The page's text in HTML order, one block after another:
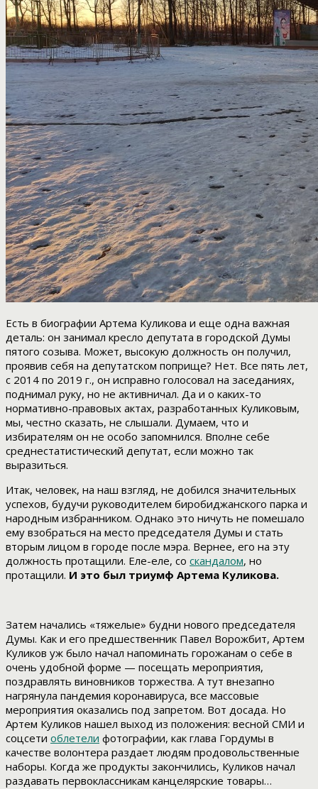
Есть в биографии Артема Куликова и еще одна важная
деталь: он занимал кресло депутата в городской Думы
пятого созыва. Может, высокую должность он получил,
проявив себя на депутатском поприще? Нет. Все пять лет,
с 2014 по 2019 г., он исправно голосовал на заседаниях,
поднимал руку, но не активничал. Да и о каких-то
нормативно-правовых актах, разработанных Куликовым,
мы, честно сказать, не слышали. Думаем, что и
избирателям он не особо запомнился. Вполне себе
среднестатистический депутат, если можно так
выразиться.
Итак, человек, на наш взгляд, не добился значительных
успехов, будучи руководителем биробиджанского парка и
народным избранником. Однако это ничуть не помешало
ему взобраться на место председателя Думы и стать
вторым лицом в городе после мэра. Вернее, его на эту
должность протащили. Еле-еле, со скандалом, но
протащили. И это был триумф Артема Куликова.
Затем начались «тяжелые» будни нового председателя
Думы. Как и его предшественник Павел Ворожбит, Артем
Куликов уж было начал напоминать горожанам о себе в
очень удобной форме — посещать мероприятия,
поздравлять виновников торжества. А тут внезапно
нагрянула пандемия коронавируса, все массовые
мероприятия оказались под запретом. Вот досада. Но
Артем Куликов нашел выход из положения: весной СМИ и
соцсети облетели фотографии, как глава Гордумы в
качестве волонтера раздает людям продовольственные
наборы. Когда же продукты закончились, Куликов начал
раздавать первоклассникам канцелярские товары…